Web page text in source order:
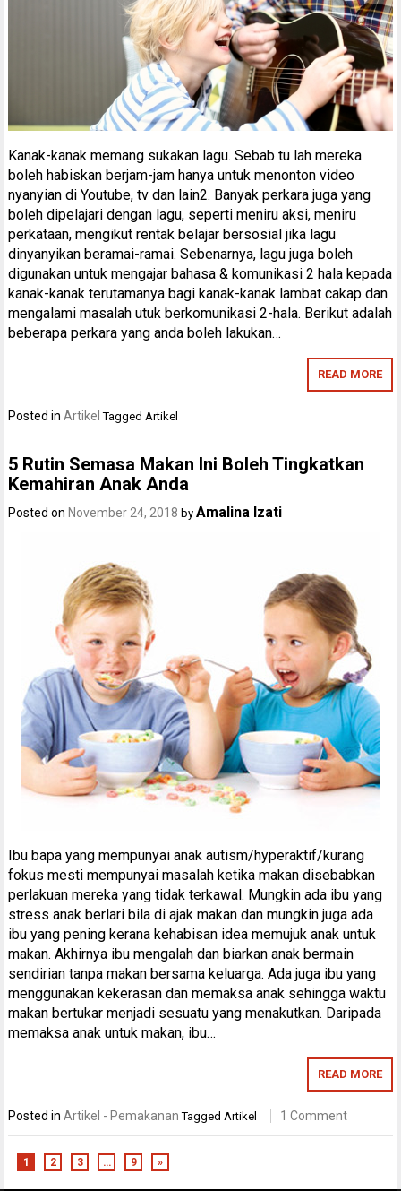
Kanak-kanak memang sukakan lagu. Sebab tu lah mereka
boleh habiskan berjam-jam hanya untuk menonton video
nyanyian di Youtube, tv dan lain2. Banyak perkara juga yang
boleh dipelajari dengan lagu, seperti meniru aksi, meniru
perkataan, mengikut rentak belajar bersosial jika lagu
dinyanyikan beramai-ramai. Sebenarnya, lagu juga boleh
digunakan untuk mengajar bahasa & komunikasi 2 hala kepada
kanak-kanak terutamanya bagi kanak-kanak lambat cakap dan
mengalami masalah utuk berkomunikasi 2-hala. Berikut adalah
beberapa perkara yang anda boleh lakukan…
READ MORE
Posted inArtikel TaggedArtikel
5 Rutin Semasa Makan Ini Boleh Tingkatkan
Kemahiran Anak Anda
Posted on November 24, 2018 byAmalina Izati
Ibu bapa yang mempunyai anak autism/hyperaktif/kurang
fokus mesti mempunyai masalah ketika makan disebabkan
perlakuan mereka yang tidak terkawal. Mungkin ada ibu yang
stress anak berlari bila di ajak makan dan mungkin juga ada
ibu yang pening kerana kehabisan idea memujuk anak untuk
makan. Akhirnya ibu mengalah dan biarkan anak bermain
sendirian tanpa makan bersama keluarga. Ada juga ibu yang
menggunakan kekerasan dan memaksa anak sehingga waktu
makan bertukar menjadi sesuatu yang menakutkan. Daripada
memaksa anak untuk makan, ibu…
READ MORE
Posted inArtikel - Pemakanan Tagged Artikel 1 Comment
1 2 3 … 9 »